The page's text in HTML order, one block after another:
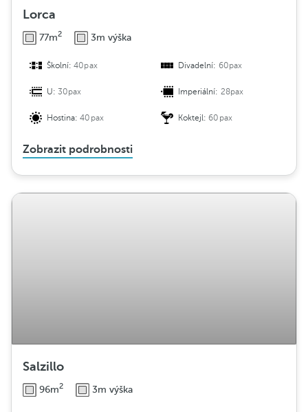
Lorca
77m2 3m výška
Školní:40pax Divadelní: 60pax
U:30pax Imperiální: 28pax
Hostina:40pax Koktejl:60pax
Zobrazit podrobnosti
Salzillo
96m2 3m výška